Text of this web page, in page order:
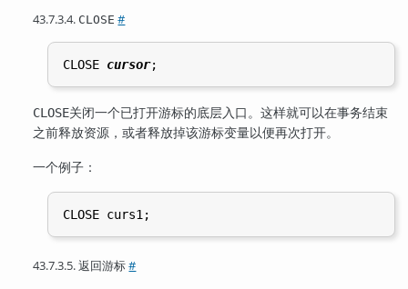
43.7.3.4. CLOSE #
CLOSE cursor
CLOSE关闭一个已打开游标的底层入口。这样就可以在事务结束
之前释放资源，或者释放掉该游标变量以便再次打开。
一个例子：
43.7.3.5. 返回游标#